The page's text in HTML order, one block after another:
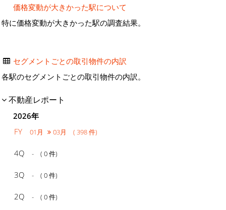
価格変動が大きかった駅について
特に価格変動が大きかった駅の調査結果。
セグメントごとの取引物件の内訳
各駅のセグメントごとの取引物件の内訳。
不動産レポート
2026年
FY 01月 03月 ( 398 件)
4Q - ( 0 件)
3Q - ( 0 件)
2Q - ( 0 件)